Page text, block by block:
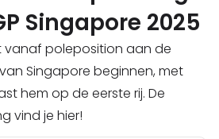
Singapore 2025
vanaf poleposition aan de
van Singapore beginnen, met
hem op de eerste rij. De
vind je hier!